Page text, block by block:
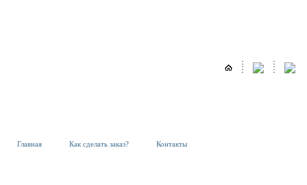
Главная Как сделать заказ? Контакты